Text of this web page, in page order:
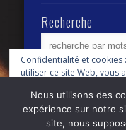
Recherche
Archives
Archives
Confidentialité et cookies
utiliser ce site Web, vous
Pour en savoir plus,
consultez :Politique
Nous utilisons des
expérience sur notre
site, nous